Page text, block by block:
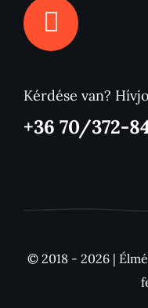
Kérdése van?
+36 70/372-
© 2018 - 2026 |